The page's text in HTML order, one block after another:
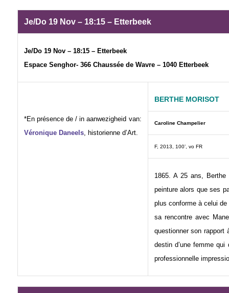
Je/Do 19 Nov – 18:15 – Etterbeek
Je/Do 19 Nov – 18:15 – Etterbeek
Espace Senghor- 366 Chaussée de Wavre – 1040 Etterbeek
*En présence de / in aanwezigheid van:
Véronique Daneels, historienne d’Art.
BERTHE MORISOT
Caroline Champelier
F, 2013, 100’, vo FR
1865. A 25 ans,
peinture alors que ses
plus conforme à celui de
sa rencontre avec
questionner son rapport
destin d’une femme qui
professionnelle